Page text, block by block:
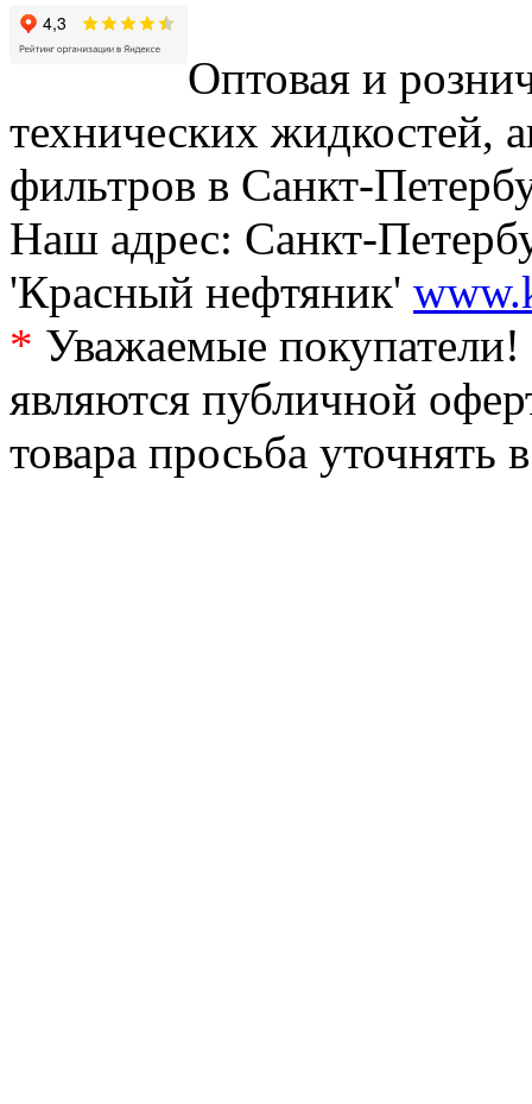
Оптовая и
технических жидкостей,
фильтров в Санкт-
Наш адрес: Санкт-
'Красный нефтяник'
* Уважаемые
являются публичной
товара просьба уточнять